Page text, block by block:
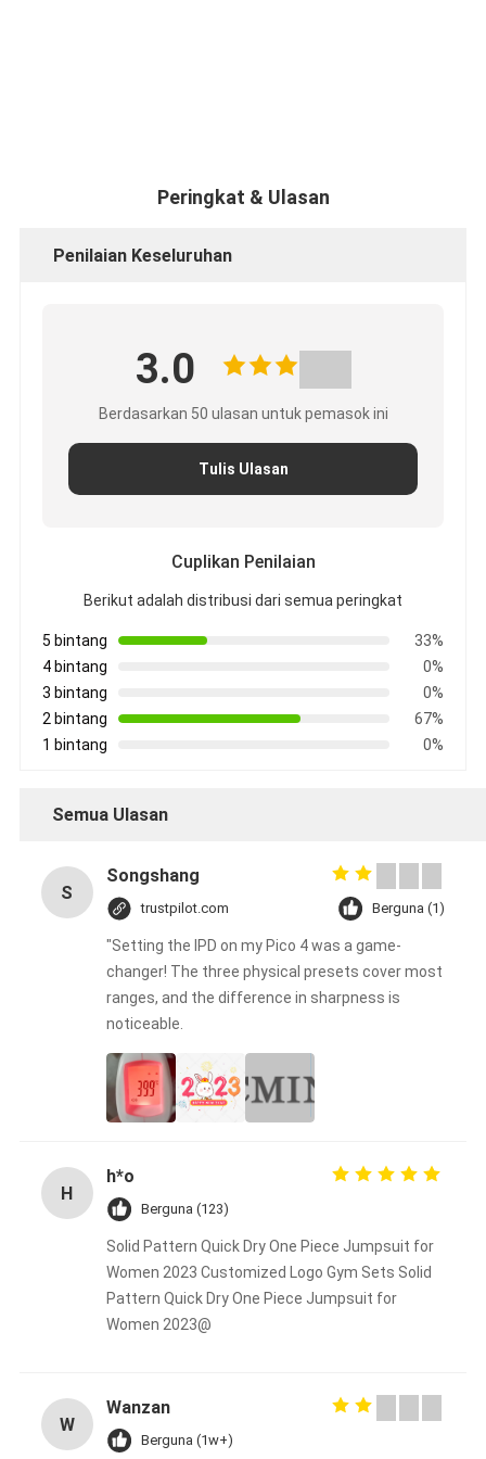
Peringkat & Ulasan
Penilaian Keseluruhan
3.0
Berdasarkan 50 ulasan untuk pemasok ini
Tulis Ulasan
Cuplikan Penilaian
Berikut adalah distribusi dari semua peringkat
5 bintang
33%
4 bintang
0%
3 bintang
0%
2 bintang
67%
1 bintang
0%
Semua Ulasan
S
Songshang
trustpilot.com Berguna (1)
"Setting the IPD on my Pico 4 was a game-
changer! The three physical presets cover most
ranges, and the difference in sharpness is
noticeable.
H
h*o
Berguna (123)
Solid Pattern Quick Dry One Piece Jumpsuit for
Women 2023 Customized Logo Gym Sets Solid
Pattern Quick Dry One Piece Jumpsuit for
Women 2023@
W
Wanzan
Berguna (1w+)